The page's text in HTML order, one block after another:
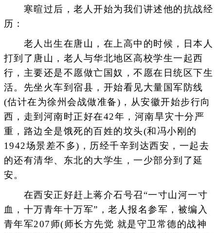
寒暄过后，老人开始为我们讲述他的抗战经
历：
老人出生在唐山，在上高中的时候，日本人
打到了唐山，老人与华北地区高校学生一起西
行，主要还是不愿做亡国奴，不愿在日统区下生
活。先坐火车到宿县，开始看见大量国军防线
(估计在为徐州会战做准备)，从安徽开始步行向
西，走到河南时正好在42年，河南旱灾十分严
重，路边全是饿死的百姓的坟头(和冯小刚的
1942场景差不多)，历经千辛到达西安，一起去
的还有清华、东北的大学生，一少部分到了延
安。
在西安正好赶上蒋介石号召“一寸山河一寸
血，十万青年十万军”，老人报名参军，被编入
青年军207师(师长方先觉 就是守卫常德的战神